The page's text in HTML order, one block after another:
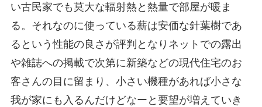
い古民家でも莫大な輻射熱と熱量で部屋が暖ま
る。それなのに使っている薪は安価な針葉樹であ
るという性能の良さが評判となりネットでの露出
や雑誌への掲載で次第に新築などの現代住宅のお
客さんの目に留まり、小さい機種があれば小さな
我が家にも入るんだけどなーと要望が増えていき